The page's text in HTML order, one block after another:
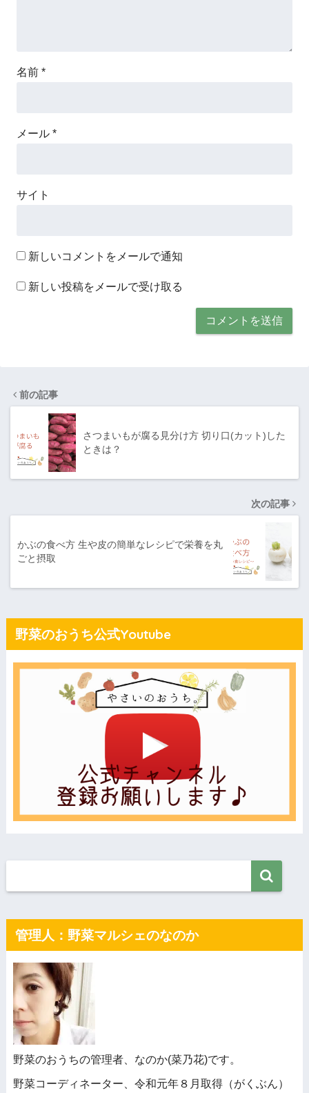
名前 *
メール *
サイト
新しいコメントをメールで通知
新しい投稿をメールで受け取る
前の記事
さつまいもが腐る見分け方 切り口(カット)した
ときは？
次の記事
かぶの食べ方 生や皮の簡単なレシピで栄養を丸
ごと摂取
野菜のおうち公式Youtube
管理人：野菜マルシェのなのか
野菜のおうちの管理者、なのか(菜乃花)です。
野菜コーディネーター、令和元年８月取得（がくぶん）